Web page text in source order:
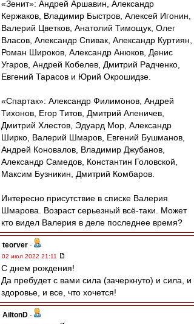
«Зенит»: Андрей Аршавин, Александр
Кержаков, Владимир Быстров, Алексей Игонин,
Валерий Цветков, Анатолий Тимощук, Олег
Власов, Александр Спивак, Александр Куртиян,
Роман Широков, Александр Анюков, Денис
Угаров, Андрей Кобелев, Дмитрий Радченко,
Евгений Тарасов и Юрий Окрошидзе.
«Спартак»: Александр Филимонов, Андрей
Тихонов, Егор Титов, Дмитрий Аленичев,
Дмитрий Хлестов, Эдуард Мор, Александр
Ширко, Валерий Шмаров, Евгений Бушманов,
Андрей Коновалов, Владимир Джубанов,
Александр Самедов, Константин Головской,
Максим Бузникин, Дмитрий Комбаров.
Интересно присутствие в списке Валерия
Шмарова. Возраст серьезный всё-таки. Может
кто видел Валерия в деле последнее время?
teorver -
02 июл 2022 21:11
С днем рождения!
Да пребудет с вами сила (зачеркнуто) и сила, и
здоровье, и все, что хочется!
AiltonD -